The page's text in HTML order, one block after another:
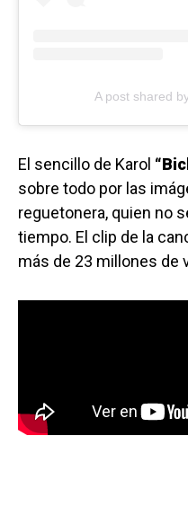
A post shared
El sencillo de Karol
sobre todo por las
reguetonera, quien no
tiempo. El clip de la
más de 23 millones de